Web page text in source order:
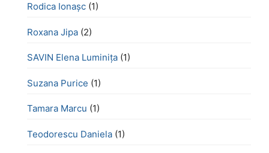
Rodica Ionașc (1)
Roxana Jipa (2)
SAVIN Elena Luminița (1)
Suzana Purice (1)
Tamara Marcu (1)
Teodorescu Daniela (1)